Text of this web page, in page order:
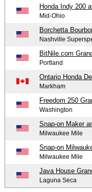
Honda Indy 200
Mid-Ohio
Borchetta
Nashville
BitNile.com
Portland
Ontario Honda
Markham
Freedom 250
Washington
Snap-on Maker
Milwaukee Mile
Snap-on
Milwaukee Mile
Java House
Laguna Seca